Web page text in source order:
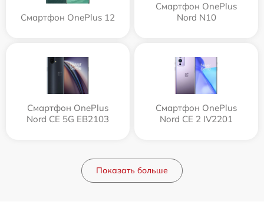
Смартфон OnePlus 12
Смартфон OnePlus
Nord N10
Смартфон OnePlus
Nord CE 5G EB2103
Смартфон OnePlus
Nord CE 2 IV2201
Показать больше